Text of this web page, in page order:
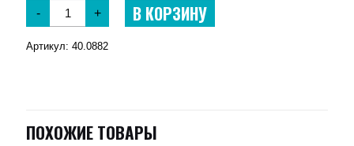
- + В КОРЗИНУ
Артикул: 40.0882
ПОХОЖИЕ ТОВАРЫ